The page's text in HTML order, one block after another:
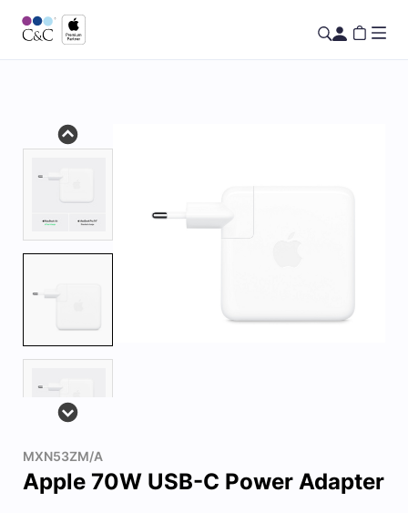
MXN53ZM/A
Apple 70W USB-C Power Adapter